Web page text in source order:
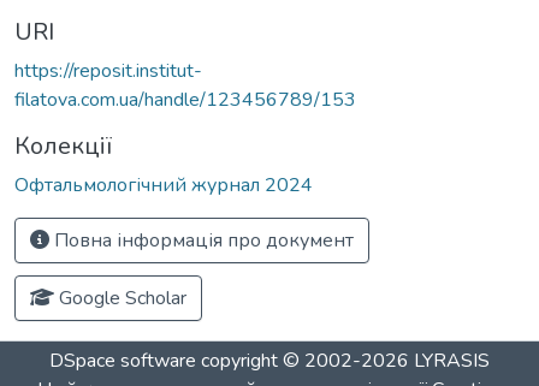
URI
https://reposit.institut-
filatova.com.ua/handle/123456789/153
Колекції
Офтальмологічний журнал 2024
Повна інформація про документ
Google Scholar
DSpace software copyright © 2002-2026 LYRASIS